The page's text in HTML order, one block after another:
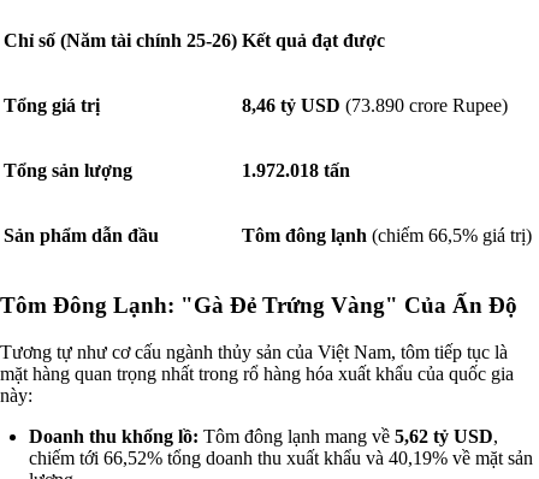
Chỉ số (Năm tài chính 25-26) Kết quả đạt được
Tổng giá trị 8,46 tỷ USD (73.890 crore Rupee)
Tổng sản lượng 1.972.018 tấn
Sản phẩm dẫn đầu Tôm đông lạnh (chiếm 66,5% giá trị)
Tôm Đông Lạnh: "Gà Đẻ Trứng Vàng" Của Ấn Độ
Tương tự như cơ cấu ngành thủy sản của Việt Nam, tôm tiếp tục là
mặt hàng quan trọng nhất trong rổ hàng hóa xuất khẩu của quốc gia
này:
Doanh thu khổng lồ: Tôm đông lạnh mang về 5,62 tỷ USD,
chiếm tới 66,52% tổng doanh thu xuất khẩu và 40,19% về mặt sản